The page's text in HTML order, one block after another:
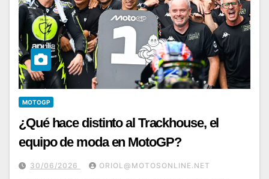
MOTOGP
¿Qué hace distinto al Trackhouse, el
equipo de moda en MotoGP?
30/06/2026 ORIOL@MOTOSONLINE.NET